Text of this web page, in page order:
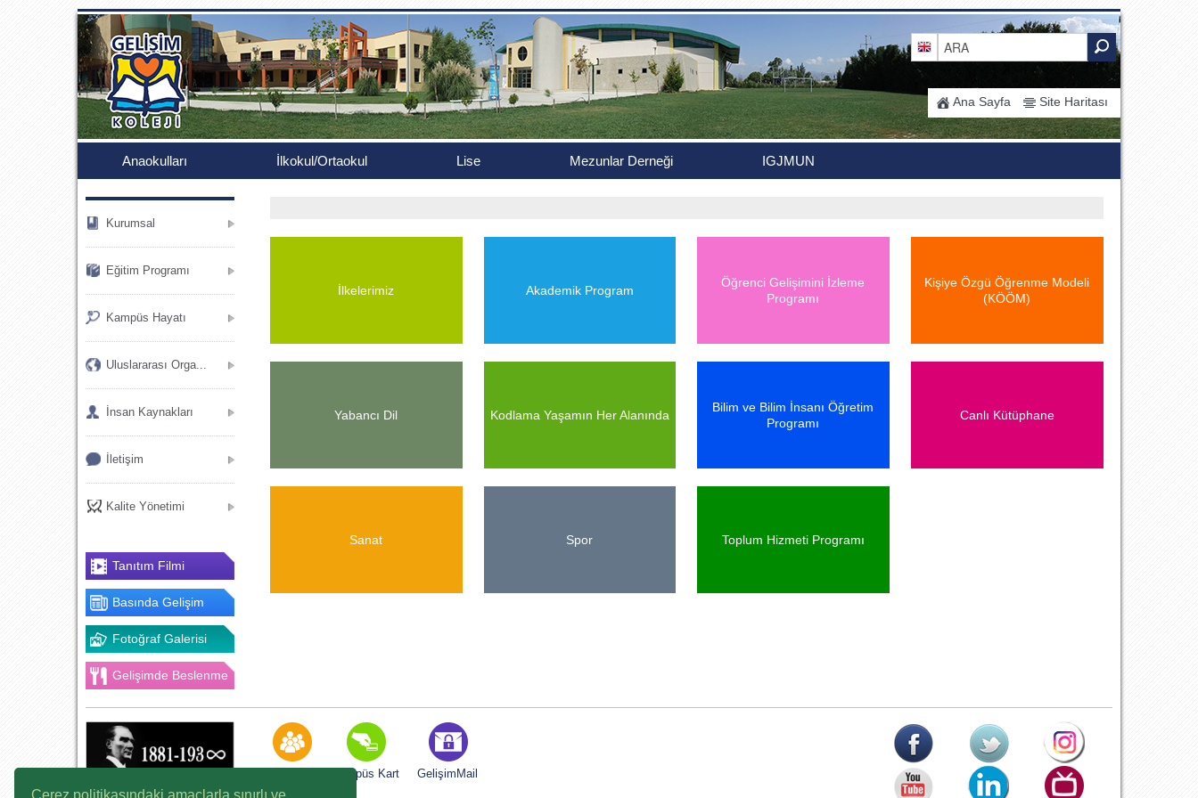
Çerez politikasındaki amaçlarla sınırlı ve
.
Ana Sayfa Site Haritası
Anaokulları İlkokul/Ortaokul Lise Mezunlar Derneği IGJMUN
Kurumsal
Eğitim Programı
Kampüs Hayatı
Uluslararası Orga...
İnsan Kaynakları
İletişim
Kalite Yönetimi
Tanıtım Filmi
Basında Gelişim
Fotoğraf Galerisi
Gelişimde Beslenme
İlkelerimiz Akademik Program
Öğrenci Gelişimini İzleme
Programı
Kişiye Özgü Öğrenme Modeli
(KÖÖM)
Yabancı Dil Kodlama Yaşamın Her Alanında
Bilim ve Bilim İnsanı Öğretim
Programı
Canlı Kütüphane
Sanat Spor Toplum Hizmeti Programı
Kampüs Kart GelişimMail